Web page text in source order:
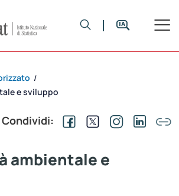
/
e sviluppo
Condividi:
ambientale e